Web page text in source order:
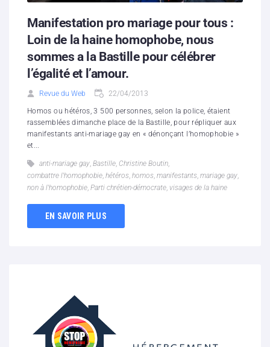
Manifestation pro mariage pour tous :
Loin de la haine homophobe, nous
sommes a la Bastille pour célébrer
l’égalité et l’amour.
Revue du Web 22/04/2013
Homos ou hétéros, 3 500 personnes, selon la police, étaient
rassemblées dimanche place de la Bastille, pour répliquer aux
manifestants anti-mariage gay en « dénonçant l’homophobie »
et...
anti-mariage gay, Bastille, Christine Boutin,
combattre l'homophobie, hétéros, homos, manifestants, mariage gay,
non à l'homophobie, Parti chrétien-démocrate, visages de la haine
EN SAVOIR PLUS